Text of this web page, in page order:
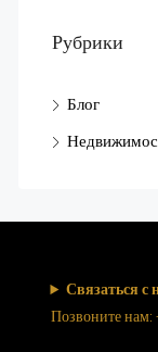
Рубрики
Блог
Связаться с
Позвоните